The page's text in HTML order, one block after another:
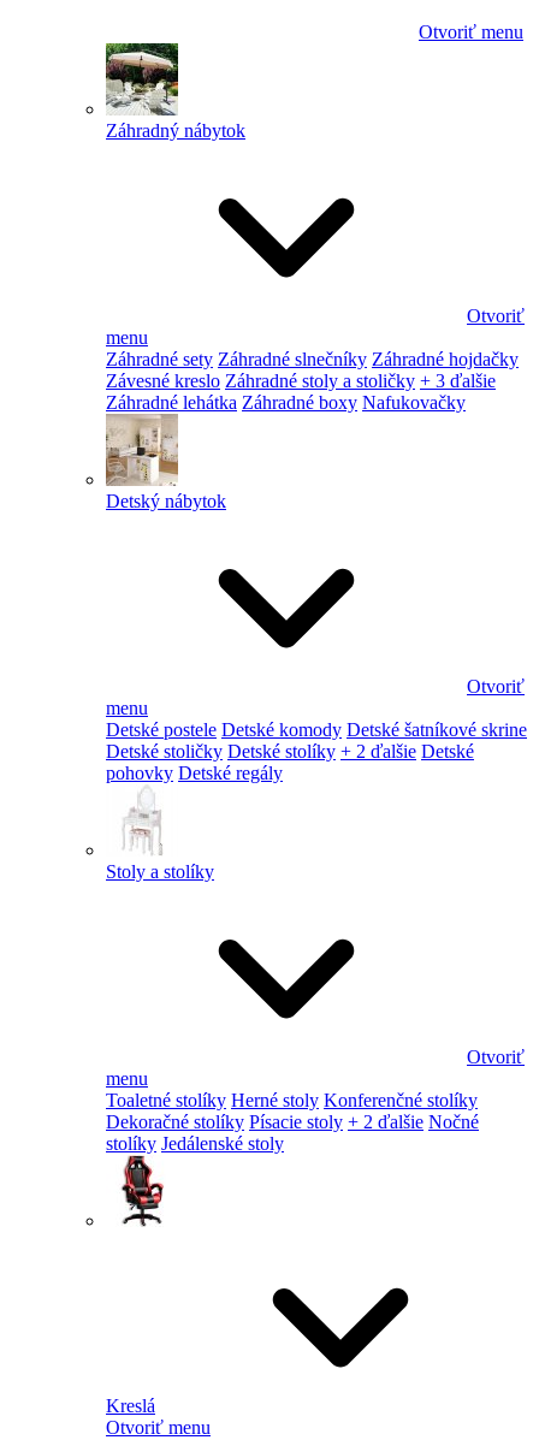
Otvoriť menu
Záhradný nábytok
Otvoriť
menu
Záhradné sety Záhradné slnečníky Záhradné hojdačky
Závesné kreslo Záhradné stoly a stoličky + 3 ďalšie
Záhradné lehátka Záhradné boxy Nafukovačky
Detský nábytok
Otvoriť
menu
Detské postele Detské komody Detské šatníkové skrine
Detské stoličky Detské stolíky + 2 ďalšie Detské
pohovky Detské regály
Stoly a stolíky
Otvoriť
menu
Toaletné stolíky Herné stoly Konferenčné stolíky
Dekoračné stolíky Písacie stoly + 2 ďalšie Nočné
stolíky Jedálenské stoly
Kreslá
Otvoriť menu